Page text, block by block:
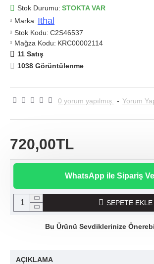
Stok Durumu: STOKTA VAR
Marka: Ithal
Stok Kodu: C2S46537
Mağza Kodu: KRC00002114
11 Satış
1038 Görüntülenme
0 yorum yapılmış. - Yorum
720,00TL
WhatsApp ile Sipariş
SEPETE EKLE
Bu Ürünü Sevdiklerinize
AÇIKLAMA